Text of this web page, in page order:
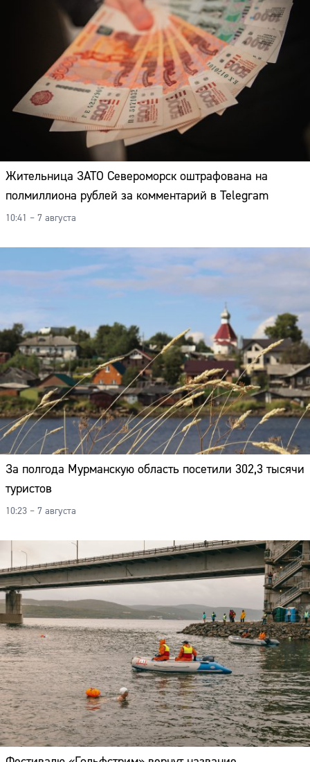
Жительница ЗАТО Североморск оштрафована на
полмиллиона рублей за комментарий в Telegram
10:41 – 7 августа
За полгода Мурманскую область посетили 302,3 тысячи
туристов
10:23 – 7 августа
Адрес:
Телефон: